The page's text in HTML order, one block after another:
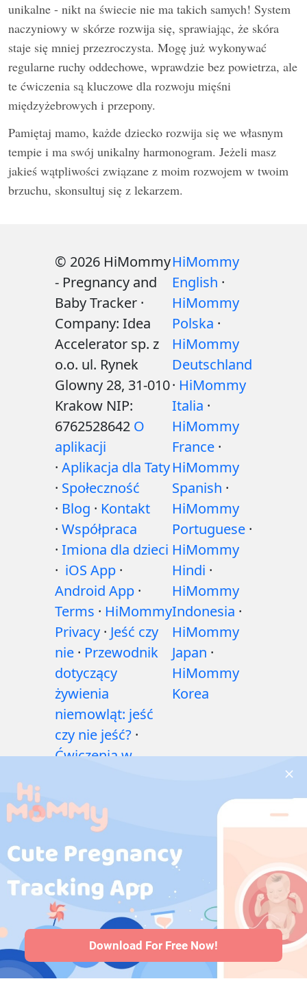
unikalne - nikt na świecie nie ma takich samych! System
naczyniowy w skórze rozwija się, sprawiając, że skóra
staje się mniej przezroczysta. Mogę już wykonywać
regularne ruchy oddechowe, wprawdzie bez powietrza, ale
te ćwiczenia są kluczowe dla rozwoju mięśni
międzyżebrowych i przepony.
Pamiętaj mamo, każde dziecko rozwija się we własnym
tempie i ma swój unikalny harmonogram. Jeżeli masz
jakieś wątpliwości związane z moim rozwojem w twoim
brzuchu, skonsultuj się z lekarzem.
© 2026 HiMommy
- Pregnancy and
Baby Tracker ·
Company: Idea
Accelerator sp. z
o.o. ul. Rynek
Glowny 28, 31-010
Krakow NIP:
6762528642 O
aplikacji
· Aplikacja dla Taty
· Społeczność
· Blog · Kontakt
· Współpraca
· Imiona dla dzieci
· iOS App ·
Android App ·
Terms · HiMommy
Privacy · Jeść czy
nie · Przewodnik
dotyczący
żywienia
niemowląt: jeść
czy nie jeść? ·
Ćwiczenia w
zdrowotne w
czasie ciąży
w ciąży·Problemy
zdrowotne
niemowląt·
Artykuły·Polityka
redakcyjna
HiMommy
English ·
HiMommy
Polska ·
HiMommy
Deutschland
· HiMommy
Italia ·
HiMommy
France ·
HiMommy
Spanish ·
HiMommy
Portuguese ·
HiMommy
Hindi ·
HiMommy
Indonesia ·
HiMommy
Japan ·
HiMommy
Korea
Download For Free Now!